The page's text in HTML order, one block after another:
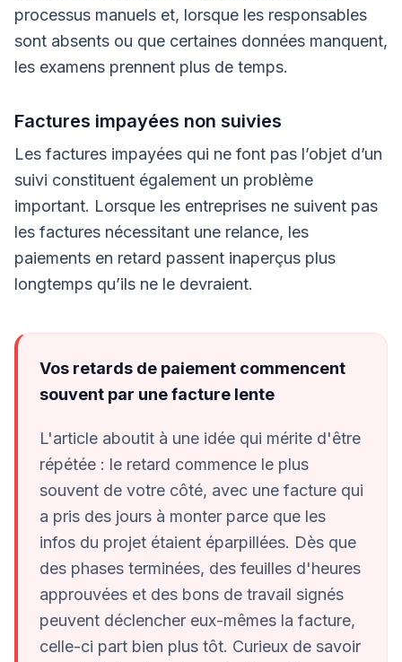
processus manuels et, lorsque les responsables
sont absents ou que certaines données manquent,
les examens prennent plus de temps.
Factures impayées non suivies
Les factures impayées qui ne font pas l’objet d’un
suivi constituent également un problème
important. Lorsque les entreprises ne suivent pas
les factures nécessitant une relance, les
paiements en retard passent inaperçus plus
longtemps qu’ils ne le devraient.
Vos retards de paiement commencent
souvent par une facture lente
L'article aboutit à une idée qui mérite d'être
répétée : le retard commence le plus
souvent de votre côté, avec une facture qui
a pris des jours à monter parce que les
infos du projet étaient éparpillées. Dès que
des phases terminées, des feuilles d'heures
approuvées et des bons de travail signés
peuvent déclencher eux-mêmes la facture,
celle-ci part bien plus tôt. Curieux de savoir